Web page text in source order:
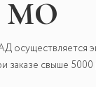
МО
осуществляется
заказе свыше 5000